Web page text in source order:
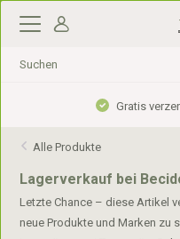
Gratis
Alle Produkte
Lagerverkauf bei
Letzte Chance – diese Artikel
neue Produkte und Marken zu